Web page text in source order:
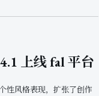
上线 fal 平台
性风格表现，扩张了创作